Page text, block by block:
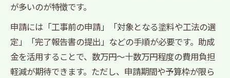
が多いのが特徴です。
申請には「工事前の申請」「対象となる塗料や工法の選
定」「完了報告書の提出」などの手順が必要です。助成
金を活用することで、数万円〜十数万円程度の費用負担
軽減が期待できます。ただし、申請期間や予算枠が限ら